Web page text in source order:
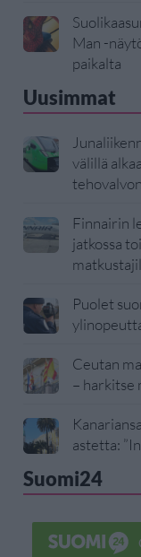
Man -
paikalta
Uusimmat
välillä
Finnairin
jatkossa
Puolet
Ceutan
– harkitse
astetta:
Suomi24